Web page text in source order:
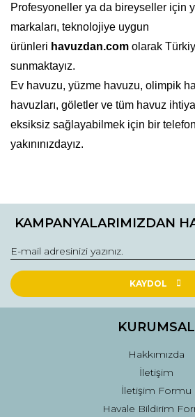
Profesyoneller ya da bireyseller için
markaları, teknolojiye uygun
ürünleri havuzdan.com olarak
sunmaktayız.
Ev havuzu, yüzme havuzu, olimpik
havuzları, göletler ve tüm havuz
eksiksiz sağlayabilmek için bir
yakınınızdayız.
KAMPANYALARIMIZDAN
KAYDOL
KURUMSAL
Hakkımızda
İletişim
İletişim Formu
Havale Bildirim